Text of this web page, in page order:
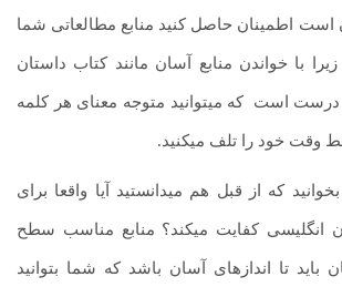
است اطمینان حاصل کنید منابع مطالعاتی شما
با خواندن منابع آسان مانند کتاب داستان
درست است که می­توانید متوجه معنای هر کلمه
وقت خود را تلف می­کنید.
که از قبل هم می­دانستید آیا واقعا برای
انگلیسی کفایت می­کند؟ منابع مناسب سطح
باید تا اندازه­ای آسان باشد که شما بتوانید